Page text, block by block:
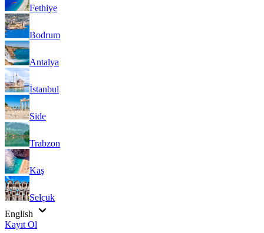
Fethiye
Bodrum
Antalya
İstanbul
Side
Trabzon
Kaş
Selçuk
English
Kayıt Ol